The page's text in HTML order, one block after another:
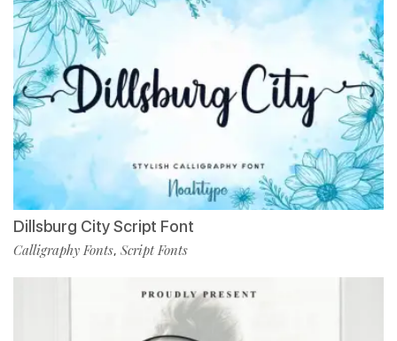
Dillsburg City Script Font
Calligraphy Fonts, Script Fonts